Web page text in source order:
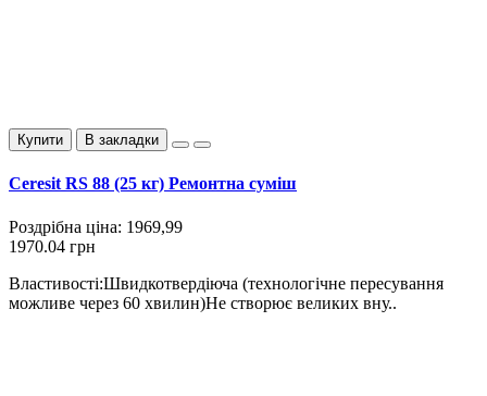
Купити В закладки
Ceresit RS 88 (25 кг) Ремонтна суміш
Роздрібна ціна: 1969,99
1970.04 грн
Властивості:Швидкотвердіюча (технологічне пересування
можливе через 60 хвилин)Не створює великих вну..